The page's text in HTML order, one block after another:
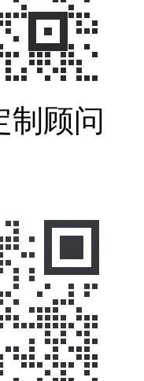
制顾问